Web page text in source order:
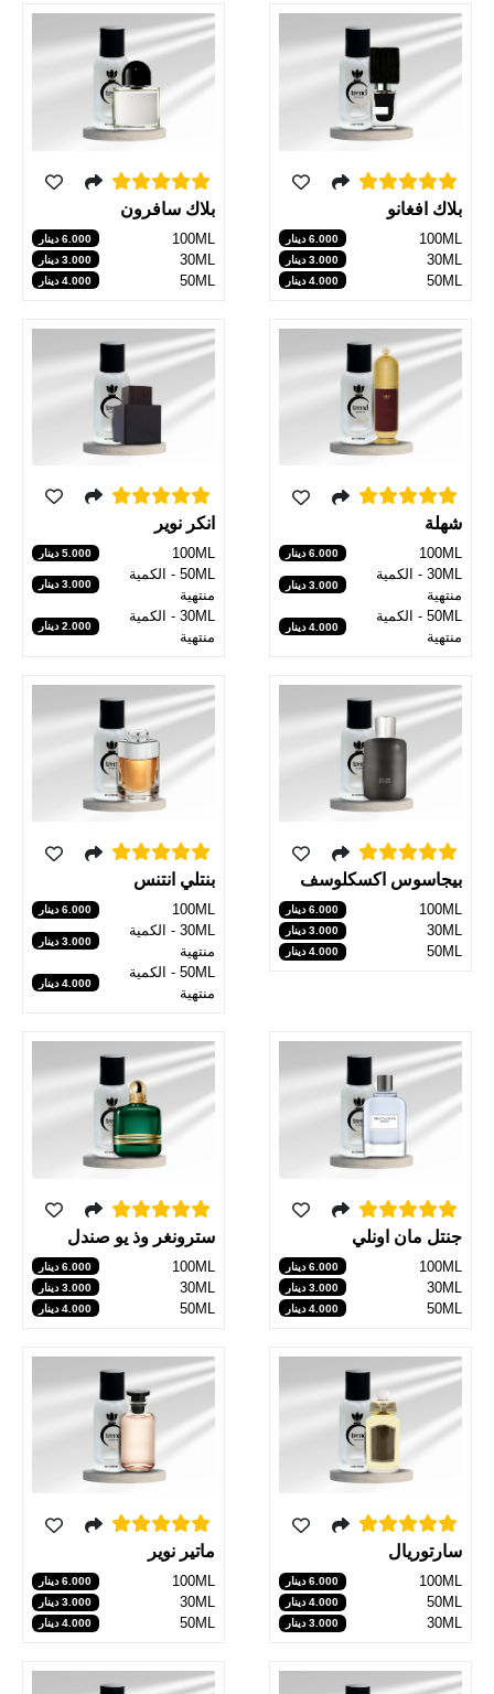
بلاك افغانو
100ML 6.000 دينار
30ML 3.000 دينار
50ML 4.000 دينار
بلاك سافرون
100ML 6.000 دينار
30ML 3.000 دينار
50ML 4.000 دينار
شهلة
100ML 6.000 دينار
30ML - الكمية
منتهية
3.000 دينار
50ML - الكمية
منتهية
4.000 دينار
انكر نوير
100ML 5.000 دينار
50ML - الكمية
منتهية
3.000 دينار
30ML - الكمية
منتهية
2.000 دينار
بيجاسوس اكسكلوسف
100ML 6.000 دينار
30ML 3.000 دينار
50ML 4.000 دينار
بنتلي انتنس
100ML 6.000 دينار
30ML - الكمية
منتهية
3.000 دينار
50ML - الكمية
منتهية
4.000 دينار
جنتل مان اونلي
100ML 6.000 دينار
30ML 3.000 دينار
50ML 4.000 دينار
سترونغر وذ يو صندل
100ML 6.000 دينار
30ML 3.000 دينار
50ML 4.000 دينار
سارتوريال
100ML 6.000 دينار
50ML 4.000 دينار
30ML 3.000 دينار
ماتير نوير
100ML 6.000 دينار
30ML 3.000 دينار
50ML 4.000 دينار